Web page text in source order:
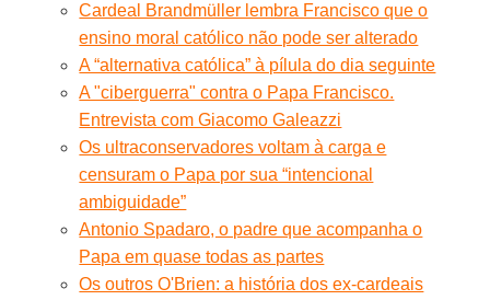
Cardeal Brandmüller lembra Francisco que o
ensino moral católico não pode ser alterado
A “alternativa católica” à pílula do dia seguinte
A "ciberguerra" contra o Papa Francisco.
Entrevista com Giacomo Galeazzi
Os ultraconservadores voltam à carga e
censuram o Papa por sua “intencional
ambiguidade”
Antonio Spadaro, o padre que acompanha o
Papa em quase todas as partes
Os outros O'Brien: a história dos ex-cardeais